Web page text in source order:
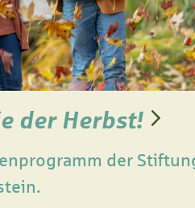
der Herbst!
der